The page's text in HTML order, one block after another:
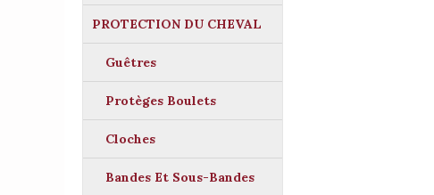
PROTECTION DU CHEVAL
Guêtres
Protèges Boulets
Cloches
Bandes Et Sous-Bandes